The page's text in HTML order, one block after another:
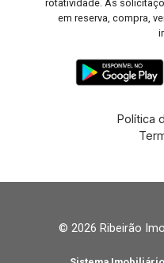
rotatividade. As
em reserva, compra,
Política
© 2026 Ribeirão